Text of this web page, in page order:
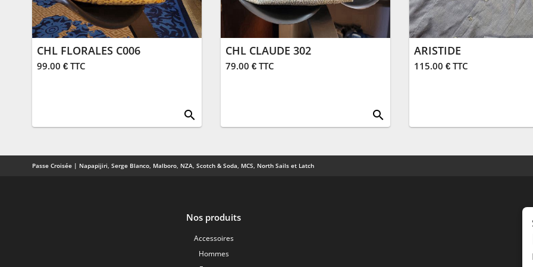
CHL FLORALES C006
99.00 € TTC
search
CHL CLAUDE 302
79.00 € TTC
search
ARISTIDE
115.00 € TTC
Passe Croisée | Napapijiri, Serge Blanco, Malboro, NZA, Scotch & Soda, MCS, North Sails et Latch
Nos produits
Accessoires
Hommes